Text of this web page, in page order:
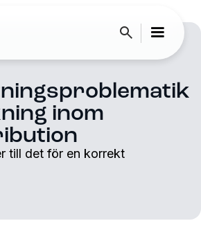
inom
till det för en korrekt